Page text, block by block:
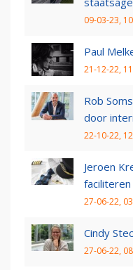
09-03-23,
Paul
21-12-22,
Rob
door
22-10-22,
Jeroen
27-06-22,
Cindy
27-06-22,